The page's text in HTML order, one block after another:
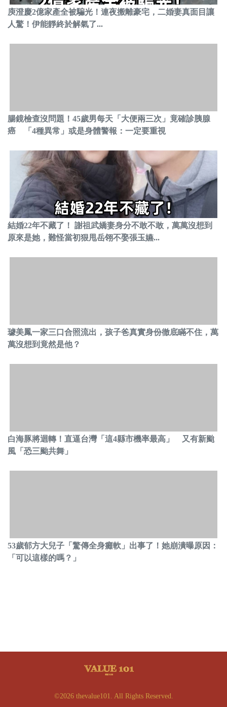
庾澄慶2億家產全被騙光！連夜搬離豪宅，二婚妻真面目讓
人驚！伊能靜終於解氣了...
腸鏡檢查沒問題！45歲男每天「大便兩三次」竟確診胰腺
癌 「4種異常」或是身體警報：一定要重視
結婚22年不藏了！ 謝祖武嬌妻身分不敢不敢，萬萬沒想到
原來是她，難怪當初狠甩岳翎不娶張玉嬿...
璩美鳳一家三口合照流出，孩子爸真實身份徹底瞞不住，萬
萬沒想到竟然是他？
白海豚將迴轉！直逼台灣「這4縣市機率最高」 又有新颱
風「恐三颱共舞」
53歲郁方大兒子「驚傳全身癱軟」出事了！她崩潰曝原因：
「可以這樣的嗎？」
©2026 thevalue101. All Rights Reserved.